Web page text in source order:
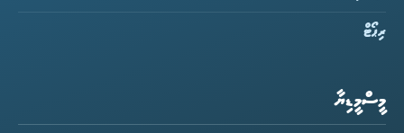
ރިޕޯޓް
މީސްމީޑިޔާ